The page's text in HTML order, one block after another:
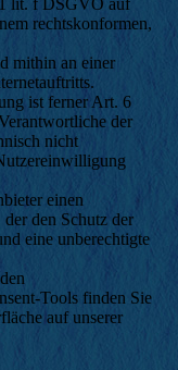
lit. f DSGVO auf
rechtskonformen,
mithin an einer
ist ferner Art. 6
der
nicht
einen
den Schutz der
eine unberechtigte
Tools finden Sie
auf unserer